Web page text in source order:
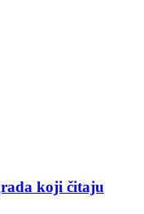
koji čitaju